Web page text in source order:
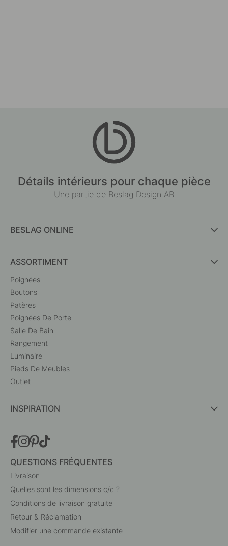
Détails intérieurs pour chaque pièce
Une partie de Beslag Design AB
BESLAG ONLINE
ASSORTIMENT
Poignées
Boutons
Patères
Poignées De Porte
Salle De Bain
Rangement
Luminaire
Pieds De Meubles
Outlet
INSPIRATION
QUESTIONS FRÉQUENTES
Livraison
Quelles sont les dimensions c/c ?
Conditions de livraison gratuite
Retour & Réclamation
Modifier une commande existante